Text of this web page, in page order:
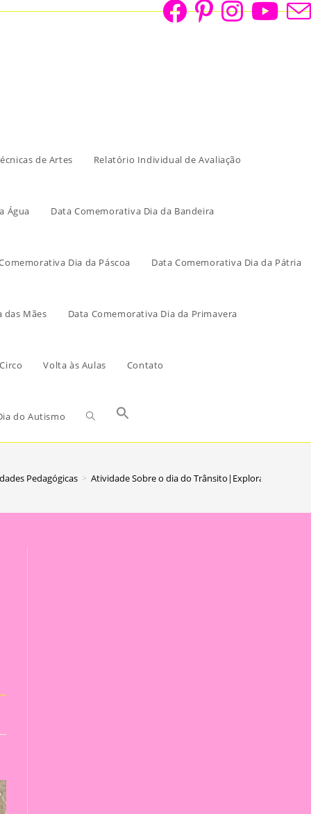
de Artes Relatório Individual de Avaliação
Água Data Comemorativa Dia da Bandeira
Dia da Páscoa Data Comemorativa Dia da Pátria
das Mães Data Comemorativa Dia da Primavera
Volta às Aulas Contato
do Autismo
Pedagógicas > Atividade Sobre o dia do Trânsito|Explorando o